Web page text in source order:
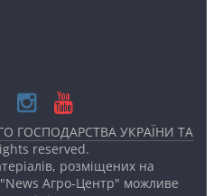
ГОСПОДАРСТВА УКРАЇНИ ТА
reserved.
розміщених на
Агро-Центр" можливе